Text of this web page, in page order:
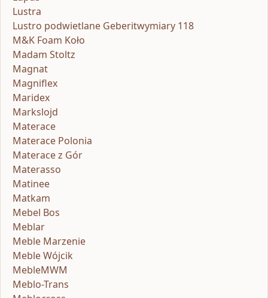
Lustra
Lustro podwietlane Geberitwymiary 118
M&K Foam Koło
Madam Stoltz
Magnat
Magniflex
Maridex
Markslojd
Materace
Materace Polonia
Materace z Gór
Materasso
Matinee
Matkam
Mebel Bos
Meblar
Meble Marzenie
Meble Wójcik
MebleMWM
Meblo-Trans